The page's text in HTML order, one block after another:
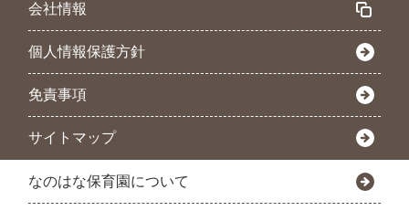
会社情報
個人情報保護方針
免責事項
サイトマップ
なのはな保育園について